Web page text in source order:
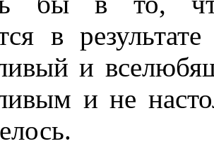
в
и
и не